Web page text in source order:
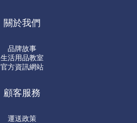
關於我們
品牌故事
生活用品教室
官方資訊網站
顧客服務
運送政策